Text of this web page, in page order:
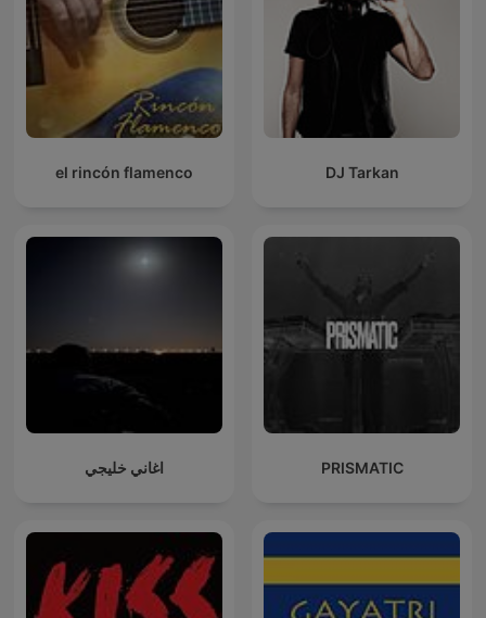
el rincón flamenco DJ Tarkan
اغاني خليجي PRISMATIC